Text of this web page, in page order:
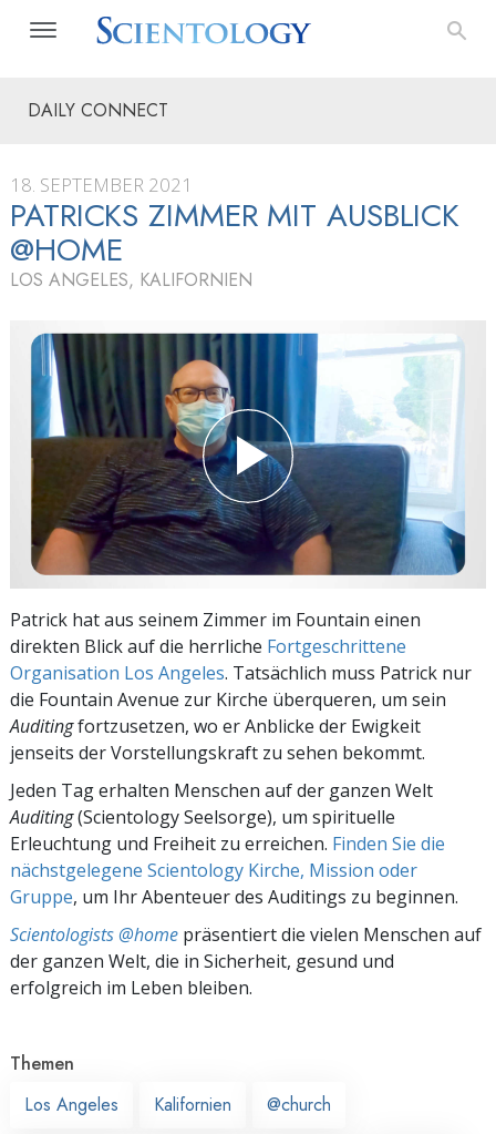
DAILY CONNECT
18. SEPTEMBER 2021
PATRICKS ZIMMER MIT AUSBLICK
@HOME
LOS ANGELES, KALIFORNIEN
Patrick hat aus seinem Zimmer im Fountain einen
direkten Blick auf die herrliche Fortgeschrittene
Organisation Los Angeles. Tatsächlich muss Patrick nur
die Fountain Avenue zur Kirche überqueren, um sein
Auditingfortzusetzen, wo er Anblicke der Ewigkeit
jenseits der Vorstellungskraft zu sehen bekommt.
Jeden Tag erhalten Menschen auf der ganzen Welt
Auditing(Scientology Seelsorge), um spirituelle
Erleuchtung und Freiheit zu erreichen. Finden Sie die
nächstgelegene Scientology Kirche, Mission oder
Gruppe, um Ihr Abenteuer des Auditings zu beginnen.
Scientologists @home präsentiert die vielen Menschen auf
der ganzen Welt, die in Sicherheit, gesund und
erfolgreich im Leben bleiben.
Themen
Los Angeles
Kalifornien @church